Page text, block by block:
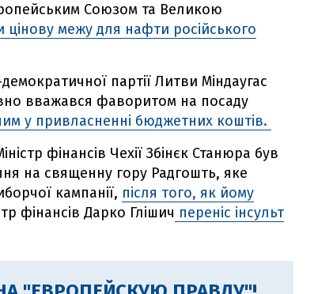
Союзом та Великою
цінову межу для нафти російського
партії Литви Міндаугас
вважався фаворитом на посаду
у привласненні бюджетних коштів.
фінансів Чехії Збінєк Станюра був
на священну гору Радгошть, яке
кампанії, після того, як йому
фінансів Дарко Глішич переніс інсульт